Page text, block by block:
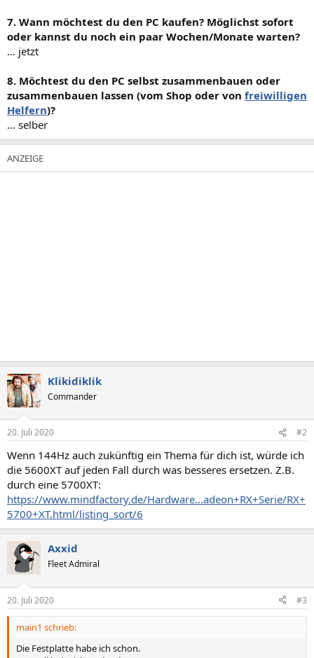
7. Wann möchtest du den PC kaufen? Möglichst sofort
oder kannst du noch ein paar Wochen/Monate warten?
… jetzt
8. Möchtest du den PC selbst zusammenbauen oder
zusammenbauen lassen (vom Shop oder von freiwilligen
Helfern)?
… selber
Klikidiklik
Commander
20. Juli 2020 #2
Wenn 144Hz auch zukünftig ein Thema für dich ist, würde ich
die 5600XT auf jeden Fall durch was besseres ersetzen. Z.B.
durch eine 5700XT:
https://www.mindfactory.de/Hardware...adeon+RX+Serie/RX+
5700+XT.html/listing_sort/6
Axxid
Fleet Admiral
20. Juli 2020 #3
main1 schrieb:
Die Festplatte habe ich schon.